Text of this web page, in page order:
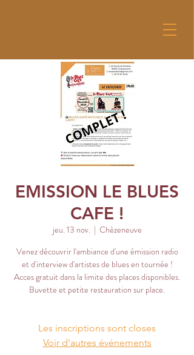
EMISSION LE BLUES
CAFE !
jeu. 13 nov.
  |
Chèzeneuve
Venez découvrir l'ambiance d'une émission radio
et d'interview d'artistes de blues en tournée !
Acces gratuit dans la limite des places disponibles.
Buvette et petite restauration sur place.
Les inscriptions sont closes
Voir d'autres événements